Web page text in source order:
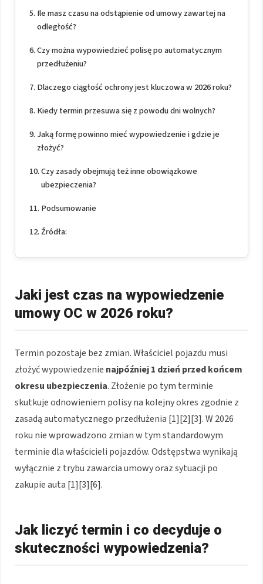
Ile masz czasu na odstąpienie od umowy zawartej na
odległość?
Czy można wypowiedzieć polisę po automatycznym
przedłużeniu?
Dlaczego ciągłość ochrony jest kluczowa w 2026 roku?
Kiedy termin przesuwa się z powodu dni wolnych?
Jaką formę powinno mieć wypowiedzenie i gdzie je
złożyć?
Czy zasady obejmują też inne obowiązkowe
ubezpieczenia?
Podsumowanie
Źródła:
Jaki jest czas na wypowiedzenie
umowy OC w 2026 roku?
Termin pozostaje bez zmian. Właściciel pojazdu musi
złożyć wypowiedzenie najpóźniej 1 dzień przed końcem
okresu ubezpieczenia. Złożenie po tym terminie
skutkuje odnowieniem polisy na kolejny okres zgodnie z
zasadą automatycznego przedłużenia [1][2][3]. W 2026
roku nie wprowadzono zmian w tym standardowym
terminie dla właścicieli pojazdów. Odstępstwa wynikają
wyłącznie z trybu zawarcia umowy oraz sytuacji po
zakupie auta [1][3][6].
Jak liczyć termin i co decyduje o
skuteczności wypowiedzenia?